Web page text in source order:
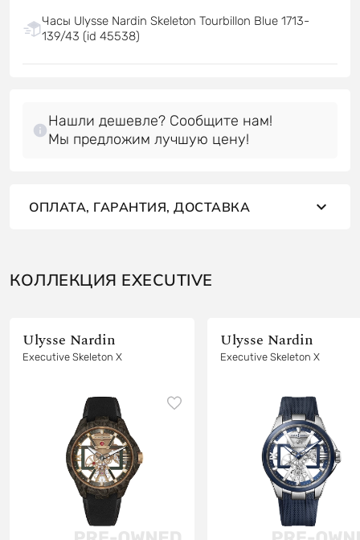
Часы Ulysse Nardin Skeleton Tourbillon Blue 1713-
139/43 (id 45538)
Нашли дешевле? Сообщите нам!
Мы предложим лучшую цену!
ОПЛАТА, ГАРАНТИЯ, ДОСТАВКА
КОЛЛЕКЦИЯ EXECUTIVE
Ulysse Nardin
Executive Skeleton X
Ulysse Nardin
Executive Skeleton X